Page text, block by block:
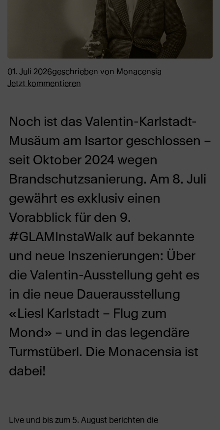
01. Juli 2026geschrieben von Monacensia
Jetzt kommentieren
Noch ist das Valentin-Karlstadt-
Musäum am Isartor geschlossen –
seit Oktober 2024 wegen
Brandschutzsanierung. Am 8. Juli
gewährt es exklusiv einen
Vorabblick für den 9.
#GLAMInstaWalk auf bekannte
und neue Inszenierungen: Über
die Valentin-Ausstellung geht es
in die neue Dauerausstellung
«Liesl Karlstadt – Flug zum
Mond» – und in das legendäre
Turmstüberl. Die Monacensia ist
dabei!
Live und bis zum 5. August berichten die